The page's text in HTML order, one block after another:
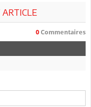
0 Commentaires